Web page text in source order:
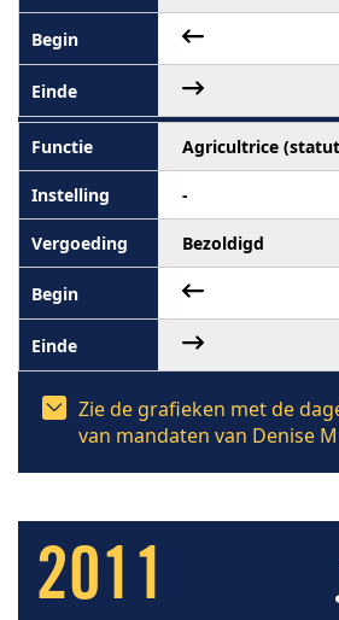
Agricultrice
-
Bezoldigd
Zie de grafieken met de
van mandaten van Denise
2011